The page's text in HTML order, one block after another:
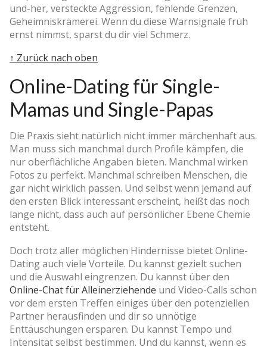
und-her, versteckte Aggression, fehlende Grenzen,
Geheimniskrämerei. Wenn du diese Warnsignale früh
ernst nimmst, sparst du dir viel Schmerz.
↑ Zurück nach oben
Online-Dating für Single-
Mamas und Single-Papas
Die Praxis sieht natürlich nicht immer märchenhaft aus.
Man muss sich manchmal durch Profile kämpfen, die
nur oberflächliche Angaben bieten. Manchmal wirken
Fotos zu perfekt. Manchmal schreiben Menschen, die
gar nicht wirklich passen. Und selbst wenn jemand auf
den ersten Blick interessant erscheint, heißt das noch
lange nicht, dass auch auf persönlicher Ebene Chemie
entsteht.
Doch trotz aller möglichen Hindernisse bietet Online-
Dating auch viele Vorteile. Du kannst gezielt suchen
und die Auswahl eingrenzen. Du kannst über den
Online-Chat für Alleinerziehende und Video-Calls schon
vor dem ersten Treffen einiges über den potenziellen
Partner herausfinden und dir so unnötige
Enttäuschungen ersparen. Du kannst Tempo und
Intensität selbst bestimmen. Und du kannst, wenn es